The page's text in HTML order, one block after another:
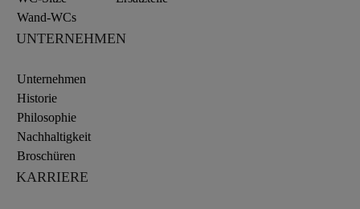
Wand-WCs
UNTERNEHMEN
Unternehmen
Historie
Philosophie
Nachhaltigkeit
Broschüren
KARRIERE